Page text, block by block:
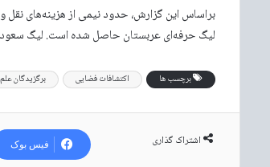
براساس این گزارش، حدود نیمی از هزینه‌های نقل
لیگ حرفه‌ای عربستان حاصل شده است. لیگ سعودی
برچسب ها اکتشافات فضایی برگزیدگان علم
اشتراک گذاری فیس بوک